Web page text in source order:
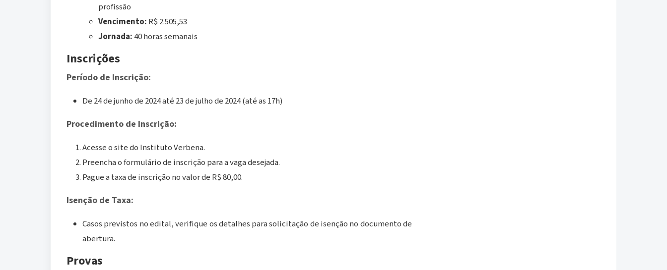
profissão
Vencimento: R$ 2.505,53
Jornada:40 horas semanais
Inscrições
Período de Inscrição:
De 24 de junho de 2024 até 23 de julho de 2024 (até as 17h)
Procedimento de Inscrição:
Acesse o site do Instituto Verbena.
Preencha o formulário de inscrição para a vaga desejada.
Pague a taxa de inscrição no valor de R$ 80,00.
Isenção de Taxa:
Casos previstos no edital, verifique os detalhes para solicitação de isenção no documento de
abertura.
Provas